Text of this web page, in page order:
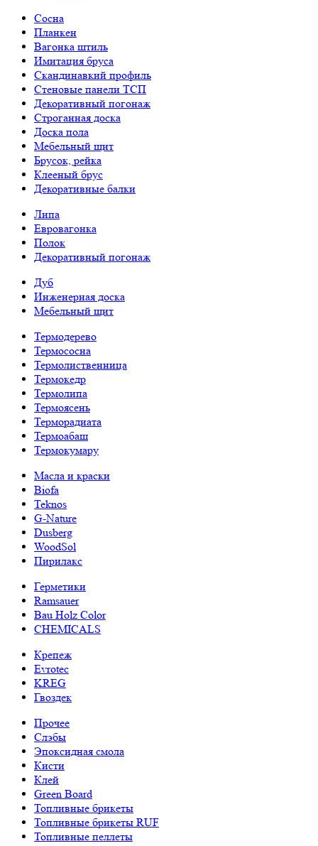
Сосна
Планкен
Вагонка штиль
Имитация бруса
Скандинавкий профиль
Стеновые панели ТСП
Декоративный погонаж
Строганная доска
Доска пола
Мебельный щит
Брусок, рейка
Клееный брус
Декоративные балки
Липа
Евровагонка
Полок
Декоративный погонаж
Дуб
Инженерная доска
Мебельный щит
Термодерево
Термососна
Термолиственница
Термокедр
Термолипа
Термоясень
Терморадиата
Термоабаш
Термокумару
Масла и краски
Biofa
Teknos
G-Nature
Dusberg
WoodSol
Пирилакс
Герметики
Ramsauer
Bau Holz Color
CHEMICALS
Крепеж
Evrotec
KREG
Гвоздек
Прочее
Слэбы
Эпоксидная смола
Кисти
Клей
Green Board
Топливные брикеты
Топливные брикеты RUF
Топливные пеллеты